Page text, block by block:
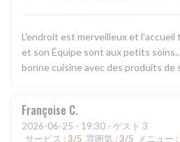
L'endroit est merveilleux et l'accueil
et son Équipe sont aux petits
bonne cuisine avec des produits de
Françoise C
2026-06-25 - 19:30 - ゲスト 3
サービス : 3/5 雰囲気 : 3/5 メニュー :